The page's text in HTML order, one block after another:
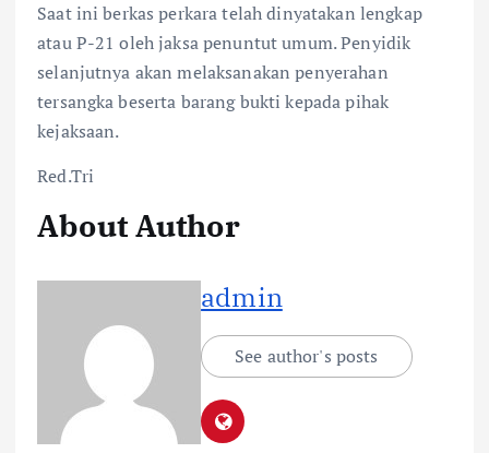
Saat ini berkas perkara telah dinyatakan lengkap
atau P-21 oleh jaksa penuntut umum. Penyidik
selanjutnya akan melaksanakan penyerahan
tersangka beserta barang bukti kepada pihak
kejaksaan.
Red.Tri
About Author
admin
See author's posts